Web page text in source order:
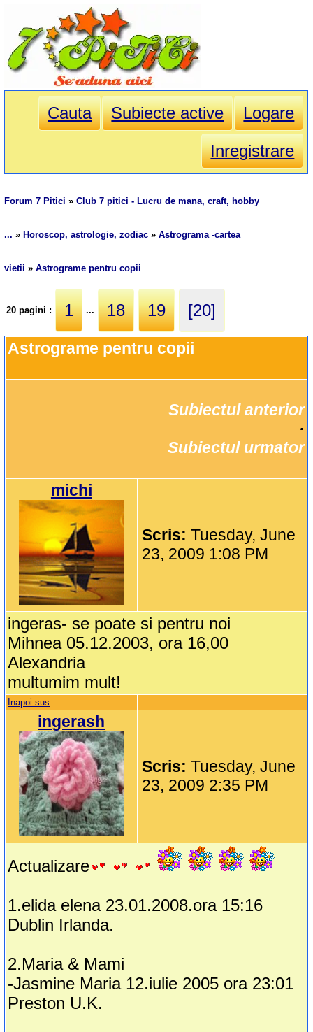
Cauta Subiecte active
Logare
Inregistrare
Forum 7 Pitici »Club 7 pitici - Lucru de mana, craft, hobby
... » Horoscop, astrologie, zodiac »Astrograma -cartea
vietii »Astrograme pentru copii
20 pagini : 1 ... 18 19 [20]
Astrograme pentru copii
Subiectul anterior
Subiectul urmator
michi
Scris:Tuesday, June
23, 2009 1:08 PM
ingeras- se poate si pentru noi
Mihnea 05.12.2003, ora 16,00
Alexandria
multumim mult!
Inapoi sus
ingerash
Scris:Tuesday, June
23, 2009 2:35 PM
Actualizare
1.elida elena 23.01.2008.ora 15:16
Dublin Irlanda.
2.Maria & Mami
-Jasmine Maria 12.iulie 2005 ora 23:01
Preston U.K.